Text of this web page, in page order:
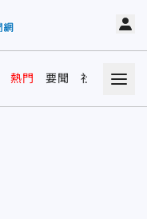
熱門 要聞 社會 娛樂